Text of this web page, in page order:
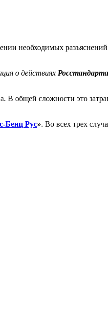
необходимых
о действиях Росстандарта
В общей сложности это
Бенц Рус». Во всех трех